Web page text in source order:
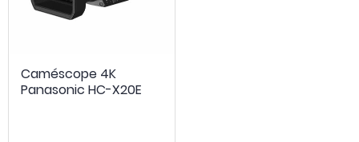
Caméscope 4K
Panasonic HC-X20E